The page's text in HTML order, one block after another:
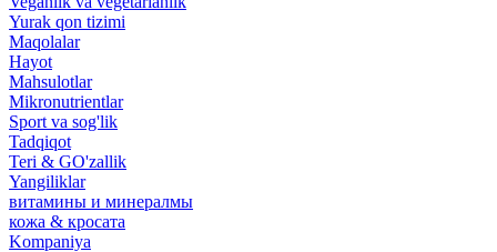
Yurak qon tizimi
Maqolalar
Hayot
Mahsulotlar
Mikronutrientlar
Sport va sog'lik
Tadqiqot
Teri & GO'zallik
Yangiliklar
витамины и минералмы
кожа & кросата
Kompaniya